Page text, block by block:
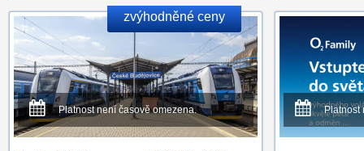
zvýhodněné ceny
Platnost není časově omezena. Platnost